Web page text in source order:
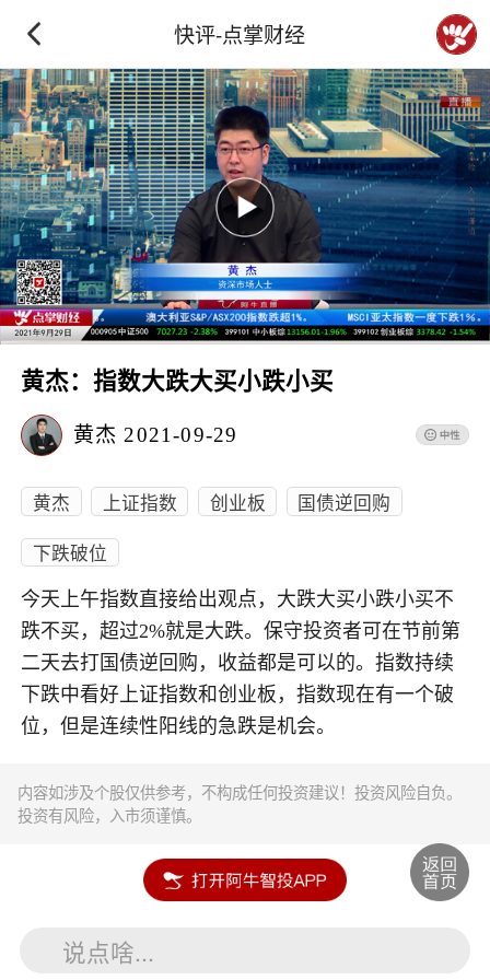
快评-点掌财经
黄杰：指数大跌大买小跌小买
黄杰 2021-09-29
黄杰 上证指数 创业板
国债逆回购
下跌破位
今天上午指数直接给出观点，大跌大买小跌小买不
跌不买，超过2%就是大跌。保守投资者可在节前第
二天去打国债逆回购，收益都是可以的。指数持续
下跌中看好上证指数和创业板，指数现在有一个破
位，但是连续性阳线的急跌是机会。
内容如涉及个股仅供参考，不构成任何投资建议！投资风险自负。
投资有风险，入市须谨慎。
说点啥...